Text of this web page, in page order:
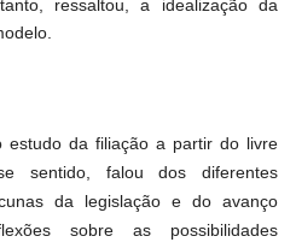
ressaltou, a idealização da
estudo da filiação a partir do livre
sentido, falou dos diferentes
da legislação e do avanço
sobre as possibilidades